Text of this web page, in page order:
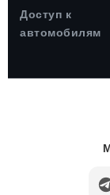
Доступ к
автомобилям